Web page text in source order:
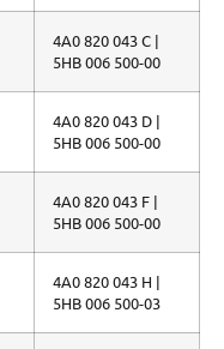
4A0 820 043 C |
5HB 006 500-00
4A0 820 043 D |
5HB 006 500-00
4A0 820 043 F |
5HB 006 500-00
4A0 820 043 H |
5HB 006 500-03